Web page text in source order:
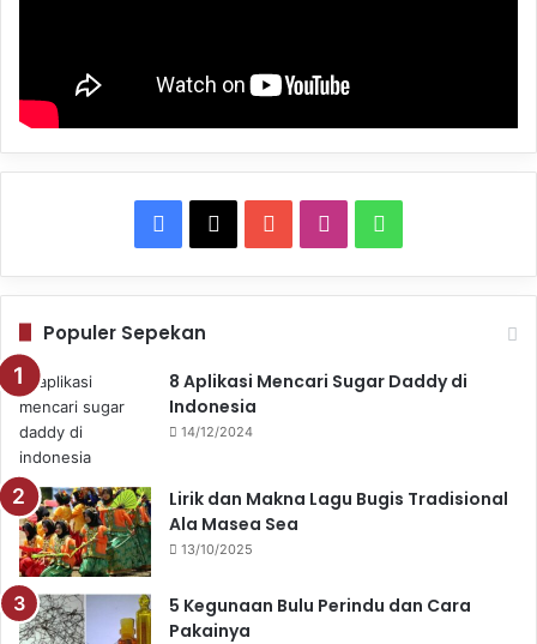
Facebook
X YouTubeInstagram
Populer Sepekan
8 Aplikasi Mencari Sugar Daddy di
Indonesia
14/12/2024
Lirik dan Makna Lagu Bugis Tradisional
Ala Masea Sea
13/10/2025
5 Kegunaan Bulu Perindu dan Cara
Pakainya